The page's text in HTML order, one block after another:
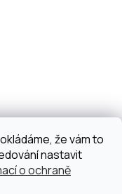
že vám to
nastavit
o ochraně